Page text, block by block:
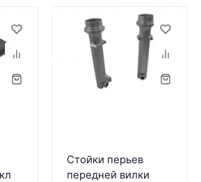
Стойки перьев
передней вилки